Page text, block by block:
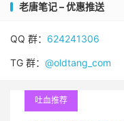
老唐笔记 – 优惠推送
QQ 群： 624241306
TG 群： @oldtang_com
吐血推荐